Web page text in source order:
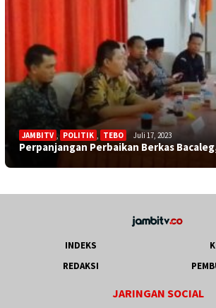
JAMBITV , POLITIK , TEBO Juli 17, 2023
Perpanjangan Perbaikan Berkas
INDEKS
REDAKSI
JARINGAN SOCIAL